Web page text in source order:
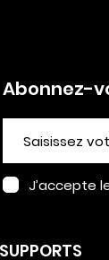
Abonnez-
J’accepte
SUPPORTS